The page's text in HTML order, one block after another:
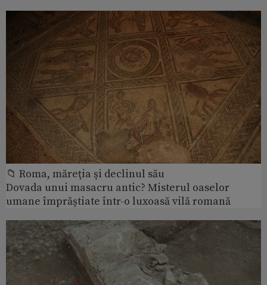
📁 Roma, măreţia şi declinul său
Dovada unui masacru antic? Misterul oaselor
umane împrăștiate într-o luxoasă vilă romană